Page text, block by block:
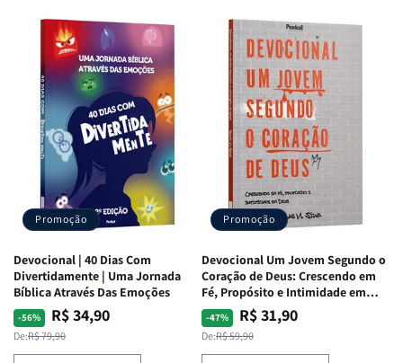
Devocional
Quarto
de
Guerra
Isabelle
S.
Alves
Devocional
Quarto
de
Guerra
|
Isabelle
S.
Alves
Devocional
Café
com
Mulheres
da
Bíblia
Equipe
Teológica
Penkal
Devocional
Café
com
Mulheres
da
Bíblia
|
Equipe
Teológica
Penkal
Promoção
Devocional | 40 Dias Com
Divertidamente | Uma Jornada
Bíblica Através Das Emoções
-56%
Preço
normal
De:R$ 79,90
Preço
promocional
R$ 34,90
Promoção
Devocional Um Jovem Segundo o
Coração de Deus: Crescendo em
Fé, Propósito e Intimidade em
Deus
-47%
Preço
normal
De:R$ 59,90
Preço
promocional
R$ 31,90